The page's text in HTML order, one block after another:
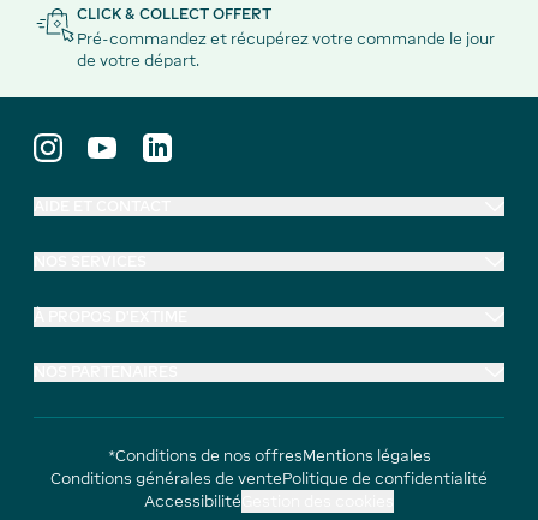
CLICK & COLLECT OFFERT
Pré-commandez et récupérez votre commande le jour
de votre départ.
*Conditions de nos offresMentions légales
Conditions générales de ventePolitique de confidentialité
Accessibilité